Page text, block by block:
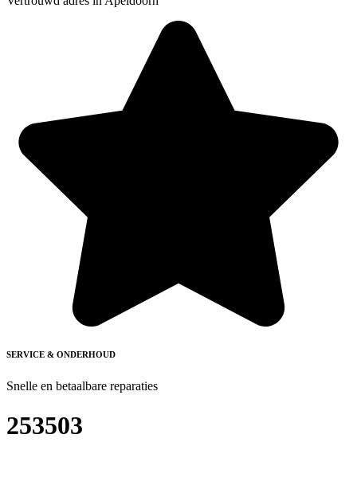
SERVICE & ONDERHOUD
Snelle en betaalbare reparaties
253503